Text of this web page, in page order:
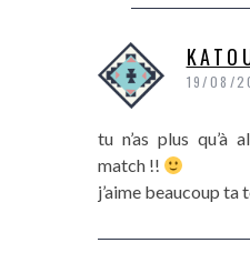
19/08/
tu n’as plus qu’à
match !!
j’aime beaucoup ta